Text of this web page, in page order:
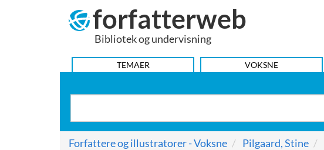
forfatterweb
Bibliotek og undervisning
HOVEDMENU
TEMAER VOKSNE
Forfattere og illustratorer - Voksne Pilgaard, Stine